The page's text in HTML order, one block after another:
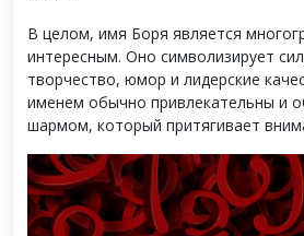
В целом, имя Боря является
интересным. Оно символизирует
творчество, юмор и лидерские
именем обычно привлекательны и
шармом, который притягивает